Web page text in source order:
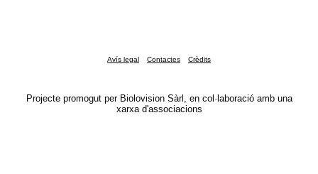
Avís legal Contactes Crèdits
Projecte promogut per Biolovision Sàrl, en col·laboració amb una
xarxa d'associacions